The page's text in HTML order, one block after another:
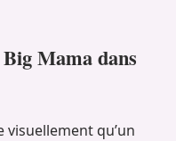
Mama dans
qu’un